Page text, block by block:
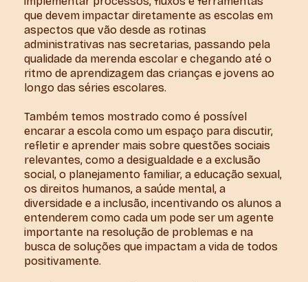
que devem impactar diretamente as escolas em
aspectos que vão desde as rotinas
administrativas nas secretarias, passando pela
qualidade da merenda escolar e chegando até o
ritmo de aprendizagem das crianças e jovens ao
longo das séries escolares.
Também temos mostrado como é possível
encarar a escola como um espaço para discutir,
refletir e aprender mais sobre questões sociais
relevantes, como a desigualdade e a exclusão
social, o planejamento familiar, a educação sexual,
os direitos humanos, a saúde mental, a
diversidade e a inclusão, incentivando os alunos a
entenderem como cada um pode ser um agente
importante na resolução de problemas e na
busca de soluções que impactam a vida de todos
positivamente.